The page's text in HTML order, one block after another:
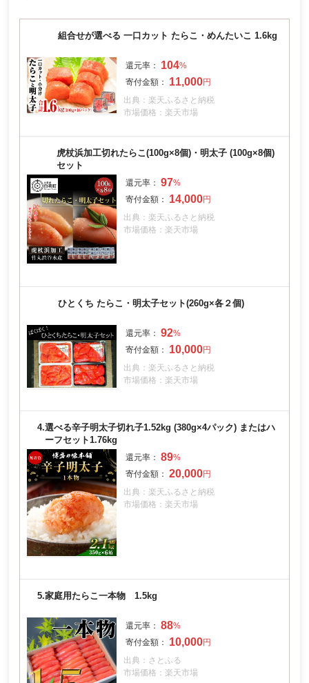
組合せが選べる 一口カット たらこ・めんたいこ 1.6kg
104
11,000
出典：楽天ふるさと納税
市場価格：楽天市場
虎杖浜加工切れたらこ(100g×8個)・明太子 (100g×8個)
セット
97
14,000
出典：楽天ふるさと納税
市場価格：楽天市場
ひとくち たらこ・明太子セット(260g×各２個)
92
10,000
出典：楽天ふるさと納税
市場価格：楽天市場
4.選べる辛子明太子切れ子1.52kg (380g×4パック) またはハ
ーフセット1.76kg
89
20,000
出典：楽天ふるさと納税
市場価格：楽天市場
5.家庭用たらこ一本物 1.5kg
88
10,000
出典：さとふる
市場価格：楽天市場